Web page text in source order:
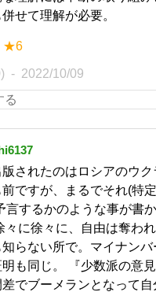
せて理解が必要。
★6
2022/10/09
版されたのはロシアのウ
ですが、まるでそれ(特
言するかのような事が書
々に徐々に、自由は奪わ
らない所で。マイナンバ
も同じ。 『少数派の意
でブーメランとなって